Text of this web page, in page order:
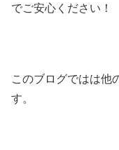
でご安心ください！
このブログではは他
す。